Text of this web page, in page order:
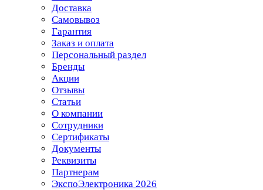
Доставка
Самовывоз
Гарантия
Заказ и оплата
Персональный раздел
Бренды
Акции
Отзывы
Статьи
О компании
Сотрудники
Сертификаты
Документы
Реквизиты
Партнерам
ЭкспоЭлектроника 2026